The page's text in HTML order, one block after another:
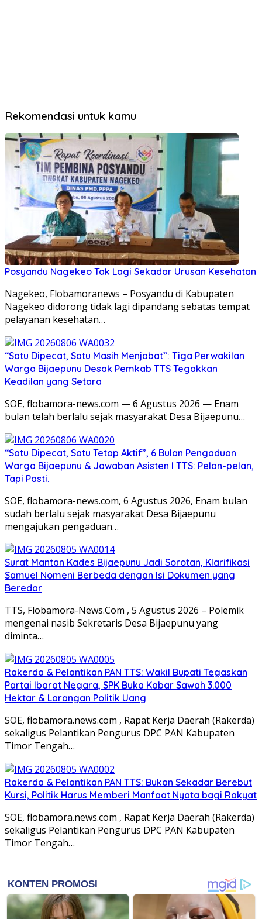
Rekomendasi untuk kamu
Posyandu Nagekeo Tak Lagi Sekadar Urusan Kesehatan
Nagekeo, Flobamoranews – Posyandu di Kabupaten
Nagekeo didorong tidak lagi dipandang sebatas tempat
pelayanan kesehatan…
“Satu Dipecat, Satu Masih Menjabat”: Tiga Perwakilan
Warga Bijaepunu Desak Pemkab TTS Tegakkan
Keadilan yang Setara
SOE, flobamora-news.com — 6 Agustus 2026 — Enam
bulan telah berlalu sejak masyarakat Desa Bijaepunu…
“Satu Dipecat, Satu Tetap Aktif”, 6 Bulan Pengaduan
Warga Bijaepunu & Jawaban Asisten I TTS: Pelan-pelan,
Tapi Pasti.
SOE, flobamora-news.com, 6 Agustus 2026, Enam bulan
sudah berlalu sejak masyarakat Desa Bijaepunu
mengajukan pengaduan…
Surat Mantan Kades Bijaepunu Jadi Sorotan, Klarifikasi
Samuel Nomeni Berbeda dengan Isi Dokumen yang
Beredar
TTS, Flobamora-News.Com , 5 Agustus 2026 – Polemik
mengenai nasib Sekretaris Desa Bijaepunu yang
diminta…
Rakerda & Pelantikan PAN TTS: Wakil Bupati Tegaskan
Partai Ibarat Negara, SPK Buka Kabar Sawah 3.000
Hektar & Larangan Politik Uang
SOE, flobamora.news.com , Rapat Kerja Daerah (Rakerda)
sekaligus Pelantikan Pengurus DPC PAN Kabupaten
Timor Tengah…
Rakerda & Pelantikan PAN TTS: Bukan Sekadar Berebut
Kursi, Politik Harus Memberi Manfaat Nyata bagi Rakyat
SOE, flobamora.news.com , Rapat Kerja Daerah (Rakerda)
sekaligus Pelantikan Pengurus DPC PAN Kabupaten
Timor Tengah…